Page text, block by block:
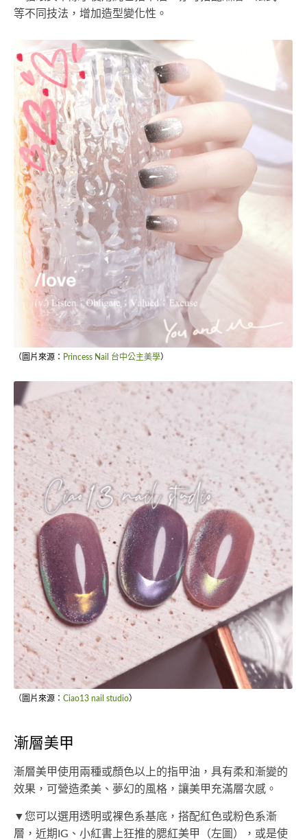
等不同技法，增加造型變化性。
（圖片來源： Princess Nail 台中公主美學）
（圖片來源： Ciao13 nail studio）
漸層美甲
漸層美甲使用兩種或顏色以上的指甲油，具有柔和漸變的
效果，可營造柔美、夢幻的風格，讓美甲充滿層次感。
▼您可以選用透明或裸色系基底，搭配紅色或粉色系漸
層，近期IG、小紅書上狂推的腮紅美甲（左圖），或是使